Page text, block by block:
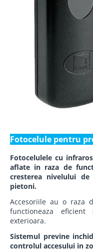
Fotocelule pentru
Fotocelulele cu
aflate in raza de
cresterea nivelului
pietoni.
Accesoriile au o raza
functioneaza
exterioara.
Sistemul previne
controlul accesului in